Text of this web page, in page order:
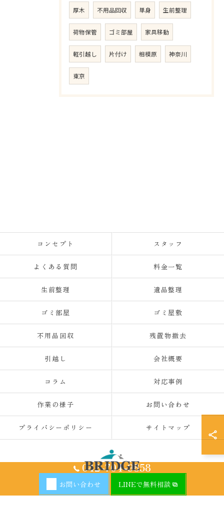
厚木 不用品回収 単身 生前整理
荷物保管 ゴミ部屋 家具移動
軽引越し 片付け 相模原 神奈川
東京
042-704-9858
お問い合わせ LINEで無料相談
コンセプト スタッフ
よくある質問 料金一覧
生前整理 遺品整理
ゴミ部屋 ゴミ屋敷
不用品回収 残置物撤去
引越し 会社概要
コラム 対応事例
作業の様子 お問い合わせ
プライバシーポリシー サイトマップ
© 2026 神奈川県厚木の不用品回収ならBRIDGE ALL RIGHTS RESERVED.